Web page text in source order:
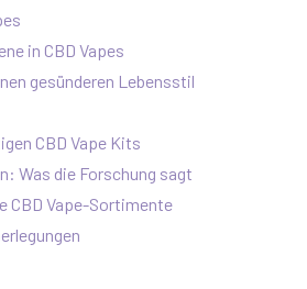
in CBD Vapes
gesünderen Lebensstil
CBD Vape Kits
Was die Forschung sagt
CBD Vape-Sortimente